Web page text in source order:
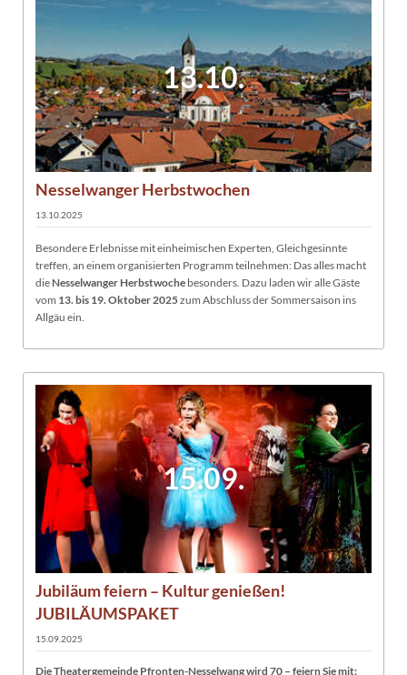
13.10.
Nesselwanger Herbstwochen
13.10.2025
Besondere Erlebnisse mit einheimischen Experten, Gleichgesinnte
treffen, an einem organisierten Programm teilnehmen: Das alles macht
die Nesselwanger Herbstwoche besonders. Dazu laden wir alle Gäste
vom 13. bis 19. Oktober 2025zum Abschluss der Sommersaison ins
Allgäu ein.
15.09.
Jubiläum feiern – Kultur genießen!
JUBILÄUMSPAKET
15.09.2025
Die Theatergemeinde Pfronten-Nesselwang wird 70 – feiern Sie mit: